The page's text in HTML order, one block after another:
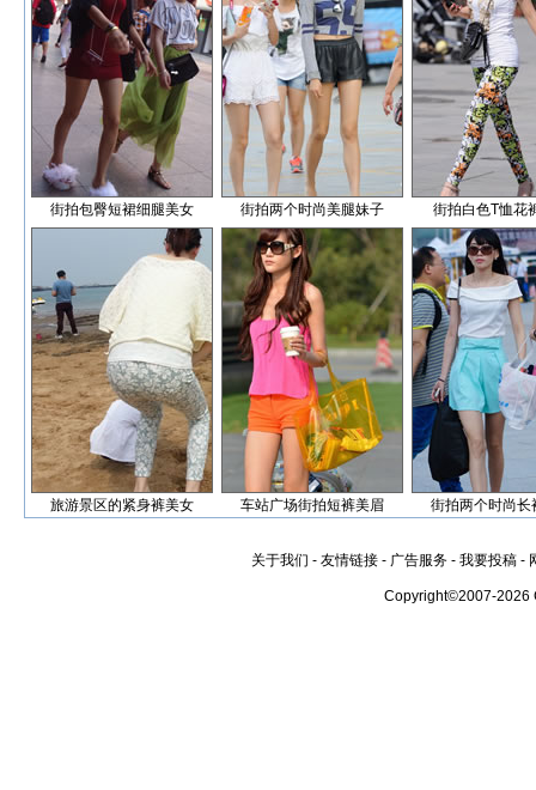
街拍包臀短裙细腿美女 街拍两个时尚美腿妹子 街拍白色T恤花
旅游景区的紧身裤美女 车站广场街拍短裤美眉 街拍两个时尚长
关于我们 - 友情链接 - 广告服务 - 我要投稿 -
Copyright©2007-2026